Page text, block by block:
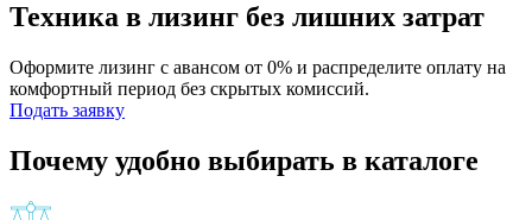
Техника в лизинг без лишних затрат
Оформите лизинг с авансом от 0% и распределите оплату на
комфортный период без скрытых комиссий.
Подать заявку
Почему удобно выбирать в каталоге